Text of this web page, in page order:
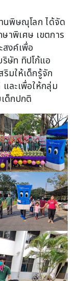
นพิษณุโลก ได้จัด
าพิเศษ เขตการ
งค์เพื่อ
ษัท ทิปโก้แอ
มให้เด็กรู้จัก
ละเพื่อให้กลุ่ม
ด็กปกติ